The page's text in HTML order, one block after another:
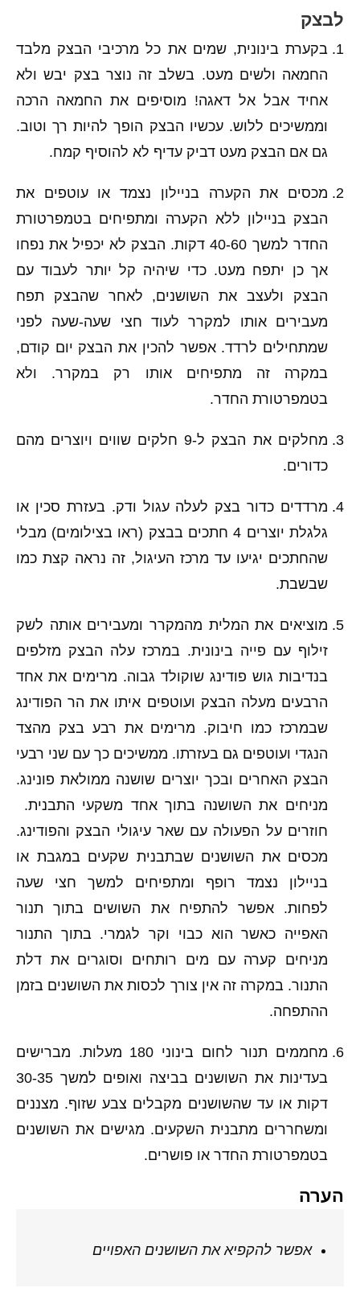
לבצק
בקערת בינונית, שמים את כל מרכיבי הבצק מלבד
החמאה ולשים מעט. בשלב זה נוצר בצק יבש ולא
אחיד אבל אל דאגה! מוסיפים את החמאה הרכה
וממשיכים ללוש. עכשיו הבצק הופך להיות רך וטוב.
גם אם הבצק מעט דביק עדיף לא להוסיף קמח.
מכסים את הקערה בניילון נצמד או עוטפים את
הבצק בניילון ללא הקערה ומתפיחים בטמפרטורת
החדר למשך 40-60 דקות. הבצק לא יכפיל את נפחו
אך כן יתפח מעט. כדי שיהיה קל יותר לעבוד עם
הבצק ולעצב את השושנים, לאחר שהבצק תפח
מעבירים אותו למקרר לעוד חצי שעה-שעה לפני
שמתחילים לרדד. אפשר להכין את הבצק יום קודם,
במקרה זה מתפיחים אותו רק במקרר. ולא
בטמפרטורת החדר.
מחלקים את הבצק ל-9 חלקים שווים ויוצרים מהם
כדורים.
מרדדים כדור בצק לעלה עגול ודק. בעזרת סכין או
גלגלת יוצרים 4 חתכים בבצק (ראו בצילומים) מבלי
שהחתכים יגיעו עד מרכז העיגול, זה נראה קצת כמו
שבשבת.
מוציאים את המלית מהמקרר ומעבירים אותה לשק
זילוף עם פייה בינונית. במרכז עלה הבצק מזלפים
בנדיבות גוש פודינג שוקולד גבוה. מרימים את אחד
הרבעים מעלה הבצק ועוטפים איתו את הר הפודינג
שבמרכז כמו חיבוק. מרימים את רבע בצק מהצד
הנגדי ועוטפים גם בעזרתו. ממשיכים כך עם שני רבעי
הבצק האחרים ובכך יוצרים שושנה ממולאת פונינג.
מניחים את השושנה בתוך אחד משקעי התבנית.
חוזרים על הפעולה עם שאר עיגולי הבצק והפודינג.
מכסים את השושנים שבתבנית שקעים במגבת או
בניילון נצמד רופף ומתפיחים למשך חצי שעה
לפחות. אפשר להתפיח את השושים בתוך תנור
האפייה כאשר הוא כבוי וקר לגמרי. בתוך התנור
מניחים קערה עם מים רותחים וסוגרים את דלת
התנור. במקרה זה אין צורך לכסות את השושנים בזמן
ההתפחה.
מחממים תנור לחום בינוני 180 מעלות. מברישים
בעדינות את השושנים בביצה ואופים למשך 30-35
דקות או עד שהשושנים מקבלים צבע שזוף. מצננים
ומשחררים מתבנית השקעים. מגישים את השושנים
בטמפרטורת החדר או פושרים.
הערה
אפשר להקפיא את השושנים האפויים